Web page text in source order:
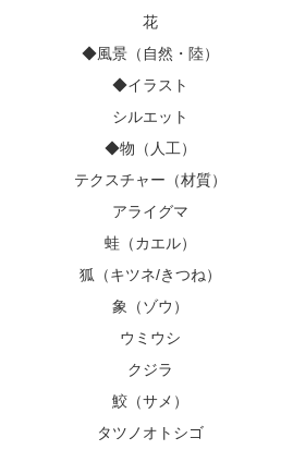
花
◆風景（自然・陸）
◆イラスト
シルエット
◆物（人工）
テクスチャー（材質）
アライグマ
蛙（カエル）
狐（キツネ/きつね）
象（ゾウ）
ウミウシ
クジラ
鮫（サメ）
タツノオトシゴ